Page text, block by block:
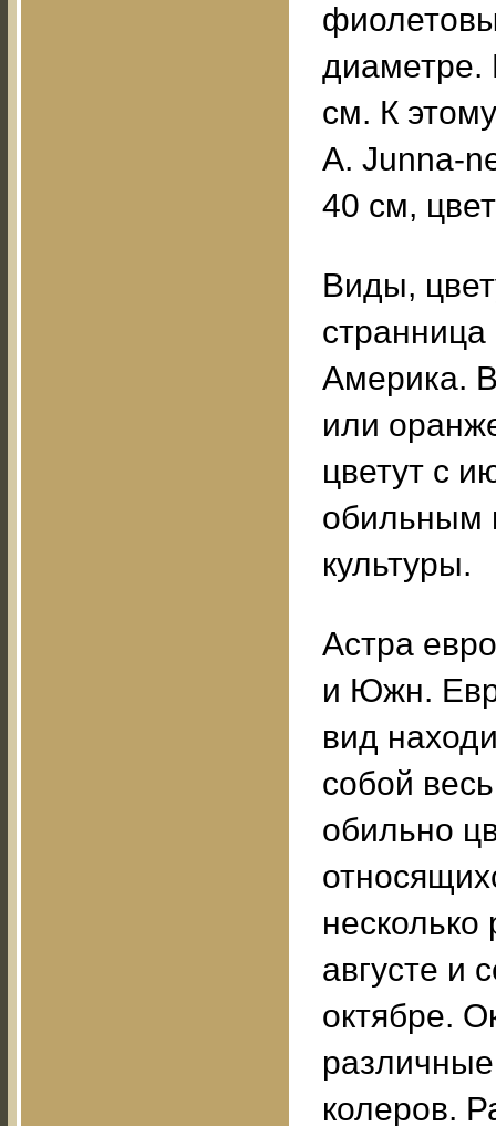
диаметре.
см. К
A. Junna-
40 см,
Виды,
Америка.
или
цветут с
обильным
культуры.
Астра
и Южн.
вид
собой
обильно
августе и
октябре.
колеров.